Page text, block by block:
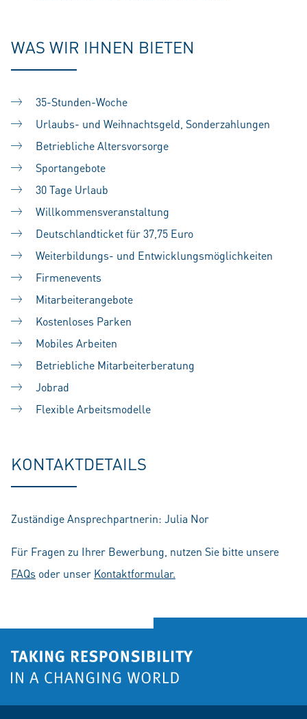
WAS WIR IHNEN BIETEN
35-Stunden-Woche
Urlaubs- und Weihnachtsgeld, Sonderzahlungen
Betriebliche Altersvorsorge
Sportangebote
30 Tage Urlaub
Willkommensveranstaltung
Deutschlandticket für 37,75 Euro
Weiterbildungs- und Entwicklungsmöglichkeiten
Firmenevents
Mitarbeiterangebote
Kostenloses Parken
Mobiles Arbeiten
Betriebliche Mitarbeiterberatung
Jobrad
Flexible Arbeitsmodelle
KONTAKTDETAILS
Zuständige Ansprechpartnerin: Julia Nor
Für Fragen zu Ihrer Bewerbung, nutzen Sie bitte unsere
FAQs oder unser Kontaktformular.